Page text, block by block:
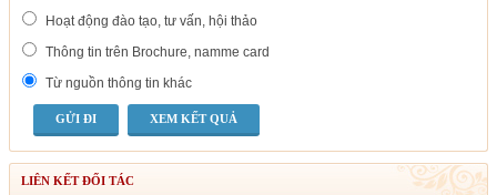
Hoạt động đào tạo, tư vấn, hội thảo
Thông tin trên Brochure, namme card
Từ nguồn thông tin khác
XEM KẾT QUẢ
LIÊN KẾT ĐỐI TÁC